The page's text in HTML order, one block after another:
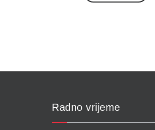
Radno vrijeme